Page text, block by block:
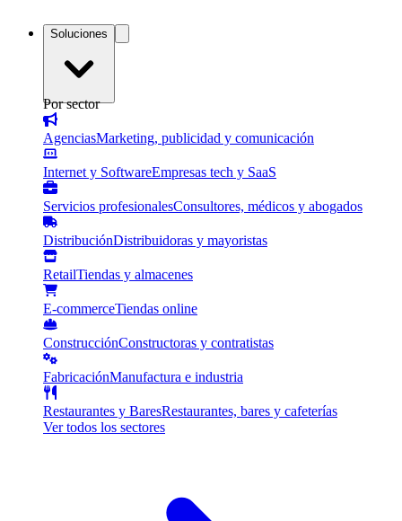
Soluciones
Por sector
AgenciasMarketing, publicidad y comunicación
Internet y SoftwareEmpresas tech y SaaS
Servicios profesionalesConsultores, médicos y abogados
DistribuciónDistribuidoras y mayoristas
RetailTiendas y almacenes
E-commerceTiendas online
ConstrucciónConstructoras y contratistas
FabricaciónManufactura e industria
Restaurantes y BaresRestaurantes, bares y cafeterías
Ver todos los sectores